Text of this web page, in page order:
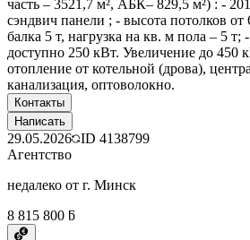
часть – 3521,7 м², АБК– 829,5 м²) : -
сэндвич панели ; - высота потолков от
балка 5 т, нагрузка на кв. м пола – 5 т;
доступно 250 кВт. Увеличение до 450
отопление от котельной (дрова),
канализация, оптоволокно.
Контакты
Написать
29.05.2026 ID 4138799
Агентство
недалеко от г. Минск
8 815 800 ƃ